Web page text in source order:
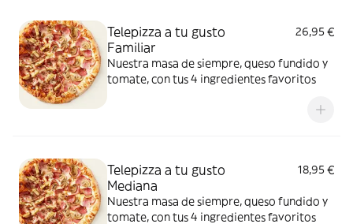
Telepizza a tu gusto
Familiar
26,95 €
Nuestra masa de siempre, queso fundido y
tomate, con tus 4 ingredientes favoritos
Telepizza a tu gusto
Mediana
18,95 €
Nuestra masa de siempre, queso fundido y
tomate, con tus 4 ingredientes favoritos